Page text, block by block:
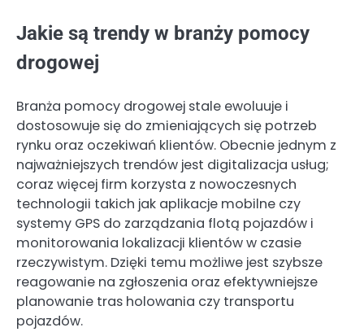
Jakie są trendy w branży pomocy
drogowej
Branża pomocy drogowej stale ewoluuje i
dostosowuje się do zmieniających się potrzeb
rynku oraz oczekiwań klientów. Obecnie jednym z
najważniejszych trendów jest digitalizacja usług;
coraz więcej firm korzysta z nowoczesnych
technologii takich jak aplikacje mobilne czy
systemy GPS do zarządzania flotą pojazdów i
monitorowania lokalizacji klientów w czasie
rzeczywistym. Dzięki temu możliwe jest szybsze
reagowanie na zgłoszenia oraz efektywniejsze
planowanie tras holowania czy transportu
pojazdów.